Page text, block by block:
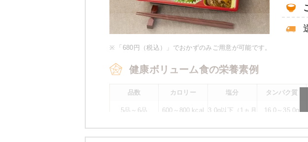
物：83.4g、ナトリウム：895mg、食塩相当量2.3g
※メニューの補足
※ご飯セットの栄養素です。お弁当献立の一例とその栄養価の
い。
※ 「680円（税込）」でおかずのみご用意が可能です。
健康ボリューム食の栄養素例
品数 カロリー 塩分 タンパク質
5品～6品 600～800 kcal
3.0g以下（1ヵ月
16.0～35.0g